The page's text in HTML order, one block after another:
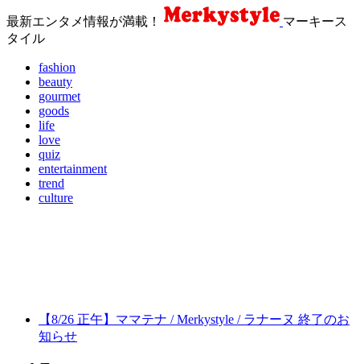
最新エンタメ情報が満載！
マーキース
タイル
fashion
beauty
gourmet
goods
life
love
quiz
entertainment
trend
culture
【8/26 正午】ママテナ / Merkystyle / ラナーヌ 終了のお
知らせ